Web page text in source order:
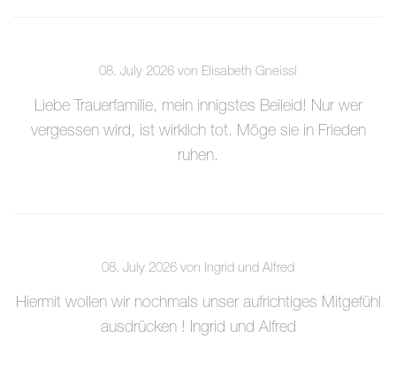
08. July 2026 von Elisabeth Gneissl
Liebe Trauerfamilie, mein innigstes Beileid! Nur wer
vergessen wird, ist wirklich tot. Möge sie in Frieden
ruhen.
08. July 2026 von Ingrid und Alfred
Hiermit wollen wir nochmals unser aufrichtiges Mitgefühl
ausdrücken ! Ingrid und Alfred